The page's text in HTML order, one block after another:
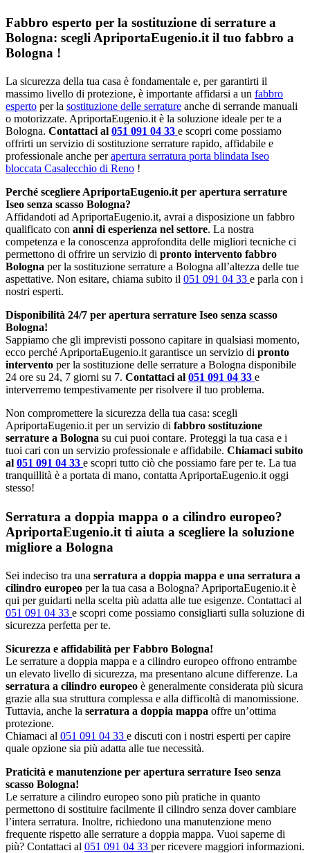
Fabbro esperto per la sostituzione di serrature a
Bologna: scegli ApriportaEugenio.it il tuo fabbro a
Bologna !
La sicurezza della tua casa è fondamentale e, per garantirti il
massimo livello di protezione, è importante affidarsi a un fabbro
esperto per la sostituzione delle serrature anche di serrande manuali
o motorizzate. ApriportaEugenio.it è la soluzione ideale per te a
Bologna. Contattaci al 051 091 04 33 e scopri come possiamo
offrirti un servizio di sostituzione serrature rapido, affidabile e
professionale anche perapertura serratura porta blindata Iseo
bloccata Casalecchio di Reno !
Perché scegliere ApriportaEugenio.it per apertura serrature
Iseo senza scasso Bologna?
Affidandoti ad ApriportaEugenio.it, avrai a disposizione un fabbro
qualificato con anni di esperienza nel settore. La nostra
competenza e la conoscenza approfondita delle migliori tecniche ci
permettono di offrire un servizio di pronto intervento fabbro
Bologna per la sostituzione serrature a Bologna all’altezza delle tue
aspettative. Non esitare, chiama subito il 051 091 04 33 e parla con i
nostri esperti.
Disponibilità 24/7 per apertura serrature Iseo senza scasso
Bologna!
Sappiamo che gli imprevisti possono capitare in qualsiasi momento,
ecco perché ApriportaEugenio.it garantisce un servizio di pronto
intervento per la sostituzione delle serrature a Bologna disponibile
24 ore su 24, 7 giorni su 7. Contattaci al 051 091 04 33 e
interverremo tempestivamente per risolvere il tuo problema.
Non compromettere la sicurezza della tua casa: scegli
ApriportaEugenio.it per un servizio di fabbro sostituzione
serrature a Bologna su cui puoi contare. Proteggi la tua casa e i
tuoi cari con un servizio professionale e affidabile. Chiamaci subito
al 051 091 04 33 e scopri tutto ciò che possiamo fare per te. La tua
tranquillità è a portata di mano, contatta ApriportaEugenio.it oggi
stesso!
Serratura a doppia mappa o a cilindro europeo?
ApriportaEugenio.it ti aiuta a scegliere la soluzione
migliore a Bologna
Sei indeciso tra una serratura a doppia mappa e una serratura a
cilindro europeo per la tua casa a Bologna? ApriportaEugenio.it è
qui per guidarti nella scelta più adatta alle tue esigenze. Contattaci al
051 091 04 33 e scopri come possiamo consigliarti sulla soluzione di
sicurezza perfetta per te.
Sicurezza e affidabilità per Fabbro Bologna!
Le serrature a doppia mappa e a cilindro europeo offrono entrambe
un elevato livello di sicurezza, ma presentano alcune differenze. La
serratura a cilindro europeo è generalmente considerata più sicura
grazie alla sua struttura complessa e alla difficoltà di manomissione.
Tuttavia, anche la serratura a doppia mappa offre un’ottima
protezione.
Chiamaci al 051 091 04 33 e discuti con i nostri esperti per capire
quale opzione sia più adatta alle tue necessità.
Praticità e manutenzione per apertura serrature Iseo senza
scasso Bologna!
Le serrature a cilindro europeo sono più pratiche in quanto
permettono di sostituire facilmente il cilindro senza dover cambiare
l’intera serratura. Inoltre, richiedono una manutenzione meno
frequente rispetto alle serrature a doppia mappa. Vuoi saperne di
più? Contattaci al 051 091 04 33 per ricevere maggiori informazioni.